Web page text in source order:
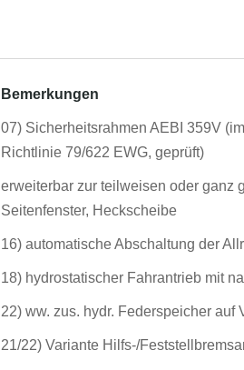
Bemerkungen
07) Sicherheitsrahmen AEBI 359V
Richtlinie 79/622 EWG, geprüft)
erweiterbar zur teilweisen oder ganz
Seitenfenster, Heckscheibe
16) automatische Abschaltung der
18) hydrostatischer Fahrantrieb mit
22) ww. zus. hydr. Federspeicher auf
21/22) Variante Hilfs-/